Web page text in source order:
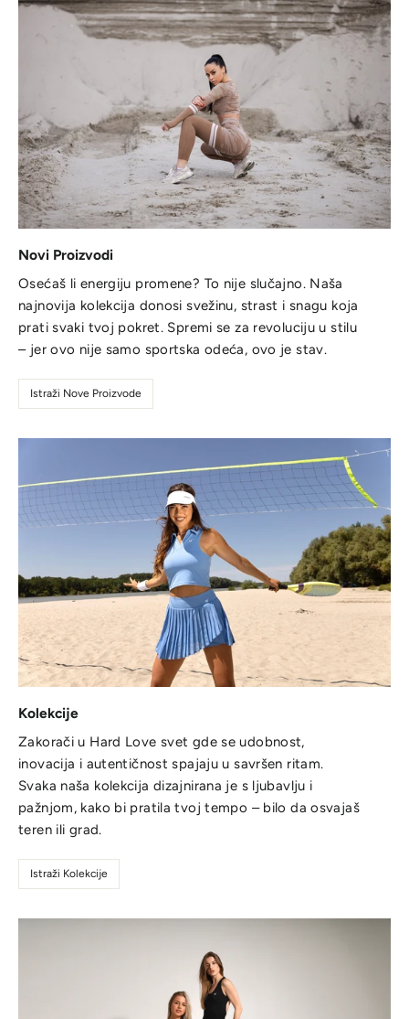
Novi Proizvodi
Osećaš li energiju promene? To nije slučajno. Naša
najnovija kolekcija donosi svežinu, strast i snagu koja
prati svaki tvoj pokret. Spremi se za revoluciju u stilu
– jer ovo nije samo sportska odeća, ovo je stav.
Istraži Nove Proizvode
Kolekcije
Zakorači u Hard Love svet gde se udobnost,
inovacija i autentičnost spajaju u savršen ritam.
Svaka naša kolekcija dizajnirana je s ljubavlju i
pažnjom, kako bi pratila tvoj tempo – bilo da osvajaš
teren ili grad.
Istraži Kolekcije